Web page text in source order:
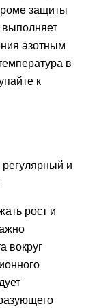
защиты
выполняет
азотным
в
к
и
рост и
вокруг